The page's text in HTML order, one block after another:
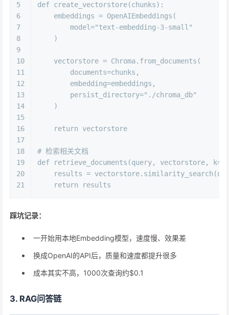
5
6
7
8
9
10
11
12
13
14
15
16
17
18
19
20
21
def create_vectorstore(chunks):
    embeddings = OpenAIEmbeddings(
        model=
"text-embedding-3-small"
    )
    vectorstore = Chroma.from_documents(
        documents=chunks,
        embedding=embeddings,
        persist_directory=
"./chroma_db"
    )
return vectorstore
# 检索相关文档
def
retrieve_documents (query, vectorstore, k=
results =
return results
踩坑记录：
一开始用本地Embedding模型，速度慢、效果差
换成OpenAI的API后，质量和速度都提升很多
成本其实不高，1000次查询约$0.1
3. RAG问答链